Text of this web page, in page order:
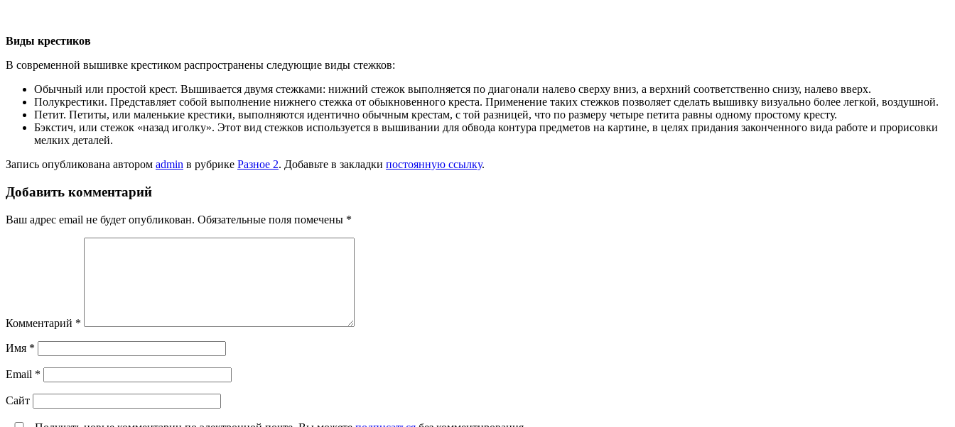
Виды крестиков
В современной вышивке крестиком распространены следующие виды стежков:
Обычный или простой крест. Вышивается двумя стежками: нижний стежок выполняется по диагонали налево сверху вниз, а верхний соответственно снизу, налево вверх.
Полукрестики. Представляет собой выполнение нижнего стежка от обыкновенного креста. Применение таких стежков позволяет сделать вышивку визуально более легкой, воздушной.
Петит. Петиты, или маленькие крестики, выполняются идентично обычным крестам, с той разницей, что по размеру четыре петита равны одному простому кресту.
Бэкстич, или стежок «назад иголку». Этот вид стежков используется в вышивании для обвода контура предметов на картине, в целях придания законченного вида работе и прорисовки
мелких деталей.
Запись опубликована автором admin в рубрике Разное 2. Добавьте в закладки постоянную ссылку.
Добавить комментарий
Ваш адрес email не будет опубликован. Обязательные поля помечены *
Комментарий *
Имя *
Email *
Сайт